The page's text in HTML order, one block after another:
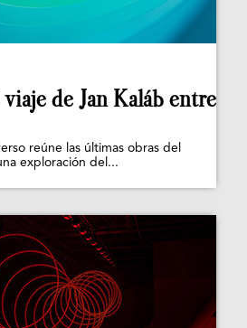
de Jan Kaláb entre
reúne las últimas obras del
exploración del...